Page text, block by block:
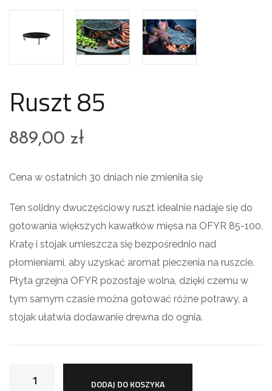
Ruszt 85
889,00 zł
Cena w ostatnich 30 dniach nie zmieniła się
Ten solidny dwuczęściowy ruszt idealnie nadaje się do
gotowania większych kawałków mięsa na OFYR 85-100.
Kratę i stojak umieszcza się bezpośrednio nad
płomieniami, aby uzyskać aromat pieczenia na ruszcie.
Płyta grzejna OFYR pozostaje wolna, dzięki czemu w
tym samym czasie można gotować różne potrawy, a
stojak ułatwia dodawanie drewna do ognia.
DODAJ DO KOSZYKA